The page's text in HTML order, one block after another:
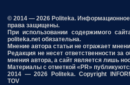
© 2014 — 2026 Politeka.
права защищены.
При использовании содержимого
politeka.net обязательна.
Мнение автора статьи не отражает
Редакция не несет ответственности за
мнения автора, а сайт является лишь
Материалы с отметкой «PR»
2014 — 2026 Politeka. Copyright
TOV